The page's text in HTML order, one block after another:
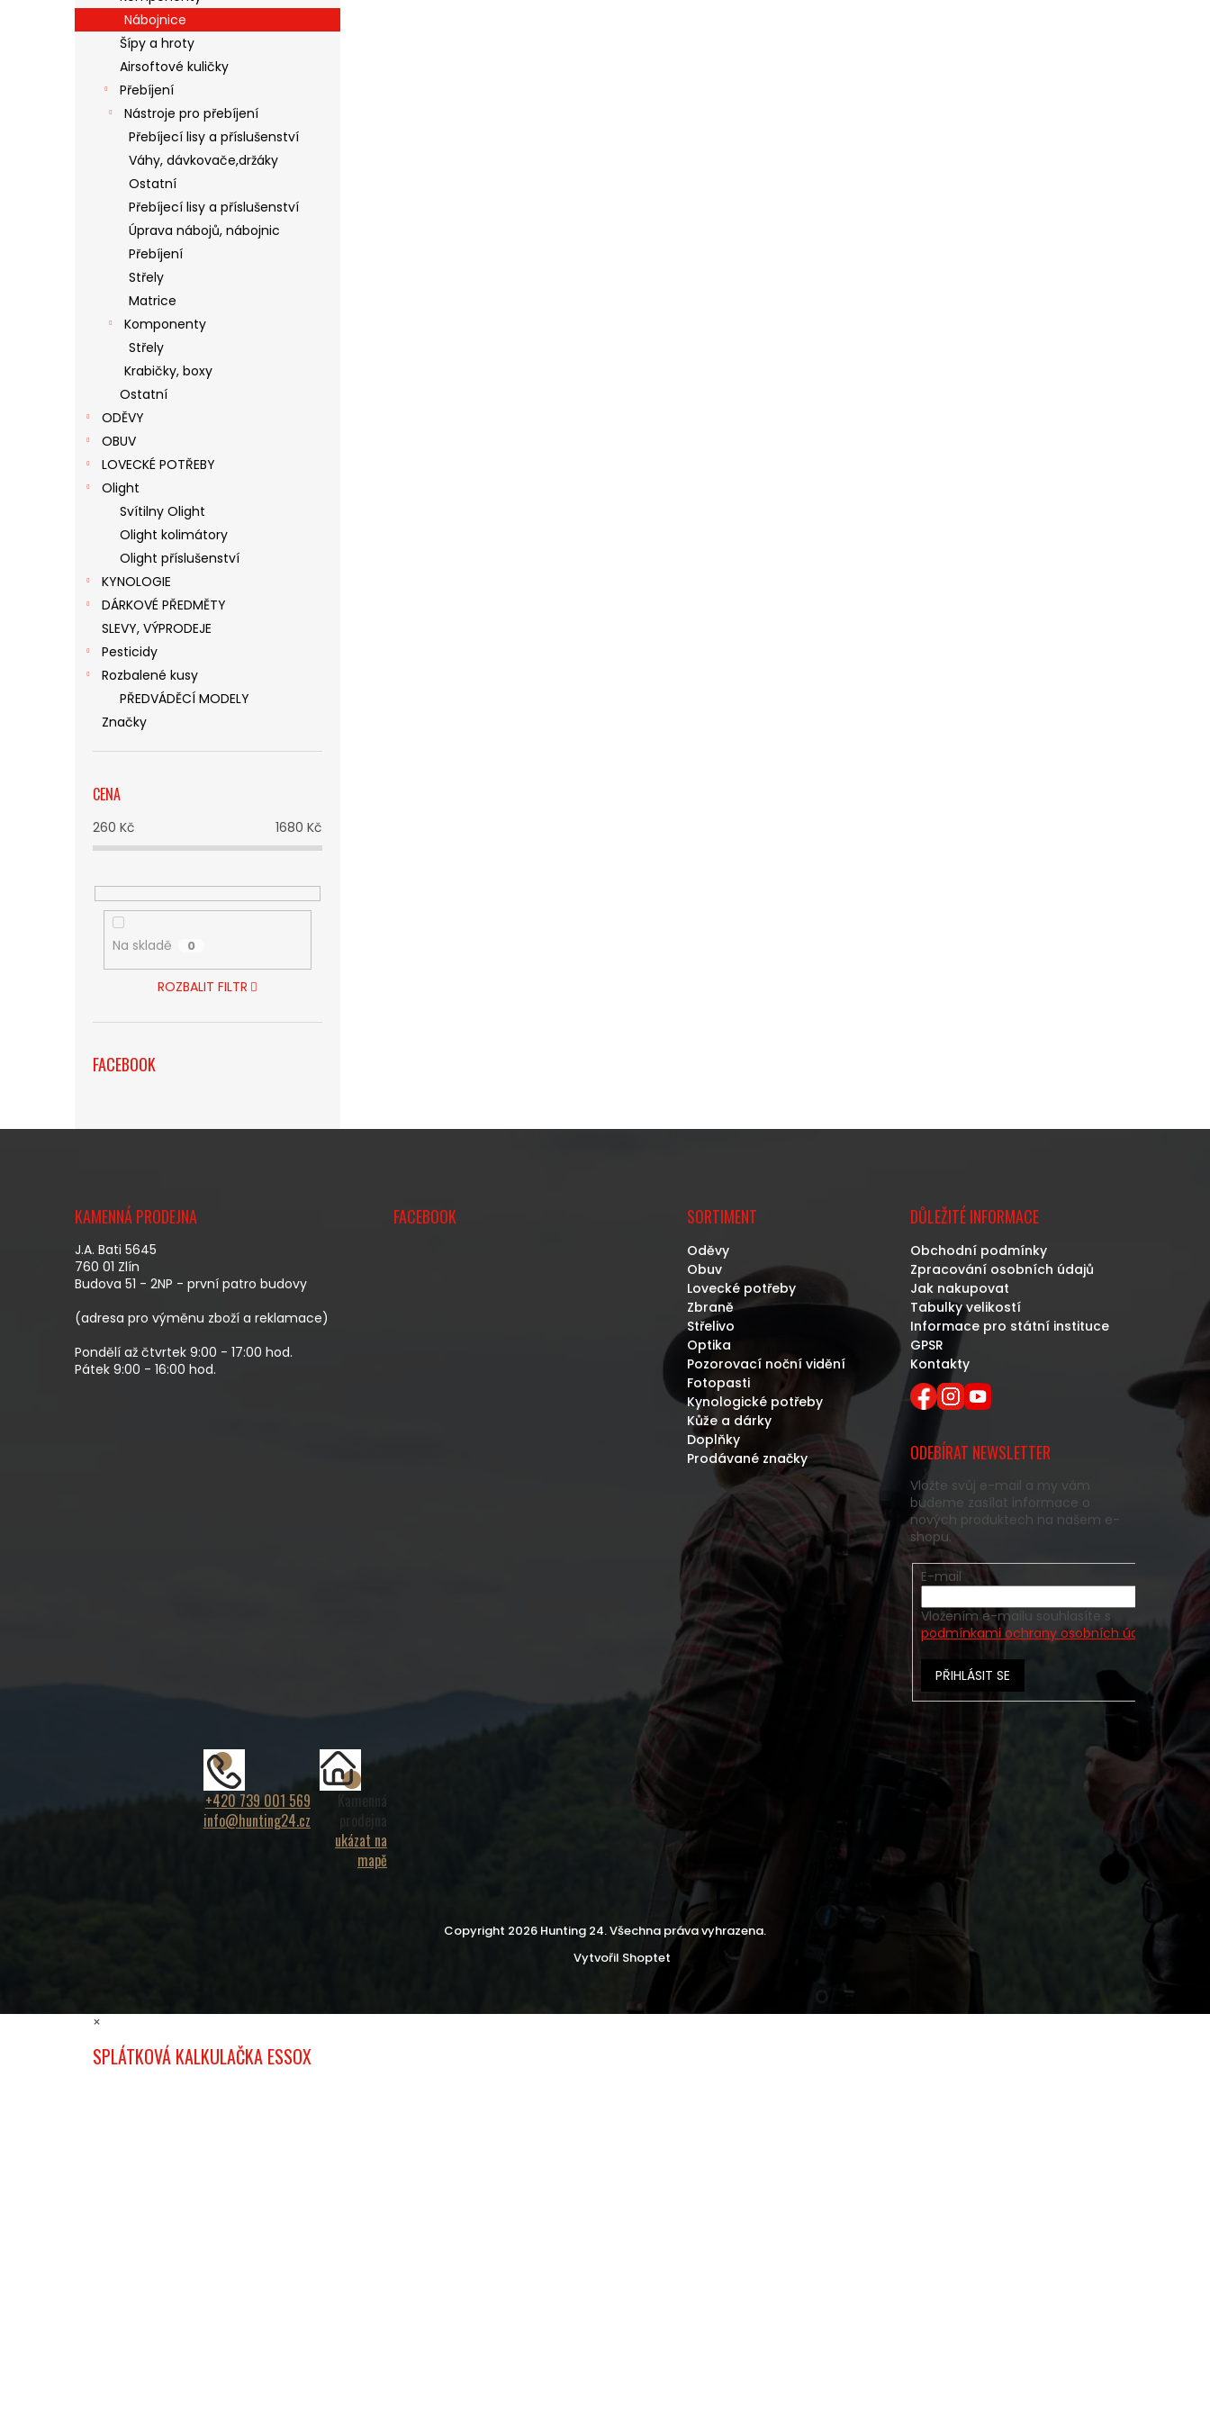
Nábojnice
Šípy a hroty
Airsoftové kuličky
Přebíjení
Nástroje pro přebíjení
Přebíjecí lisy a příslušenství
Váhy, dávkovače,držáky
Ostatní
Přebíjecí lisy a příslušenství
Úprava nábojů, nábojnic
Přebíjení
Střely
Matrice
Komponenty
Střely
Krabičky, boxy
Ostatní
ODĚVY
OBUV
LOVECKÉ POTŘEBY
Olight
Svítilny Olight
Olight kolimátory
Olight příslušenství
KYNOLOGIE
DÁRKOVÉ PŘEDMĚTY
SLEVY, VÝPRODEJE
Pesticidy
Rozbalené kusy
PŘEDVÁDĚCÍ MODELY
Značky
CENA
260 Kč 1680 Kč
Na skladě 0
ROZBALIT FILTR
FACEBOOK
KAMENNÁ PRODEJNA
J.A. Bati 5645
760 01 Zlín
Budova 51 - 2NP - první patro budovy
(adresa pro výměnu zboží a reklamace)
Pondělí až čtvrtek 9:00 - 17:00 hod.
Pátek 9:00 - 16:00 hod.
FACEBOOK SORTIMENT
Oděvy
Obuv
Lovecké potřeby
Zbraně
Střelivo
Optika
Pozorovací noční vidění
Fotopasti
Kynologické potřeby
Kůže a dárky
Doplňky
Prodávané značky
DŮLEŽITÉ INFORMACE
Obchodní podmínky
Zpracování osobních údajů
Jak nakupovat
Tabulky velikostí
Informace pro státní instituce
GPSR
Kontakty
ODEBÍRAT NEWSLETTER
Vložte svůj e-mail a my vám
budeme zasílat informace o
nových produktech na našem e-
shopu.
E-mail
Vložením e-mailu souhlasíte s
podmínkami ochrany osobních údajů
PŘIHLÁSIT SE
+420 739 001 569
info@hunting24.cz
Kamenná
prodejna
ukázat na
mapě
Vytvořil Shoptet
Copyright 2026 Hunting 24. Všechna práva vyhrazena.
×
SPLÁTKOVÁ KALKULAČKA ESSOX